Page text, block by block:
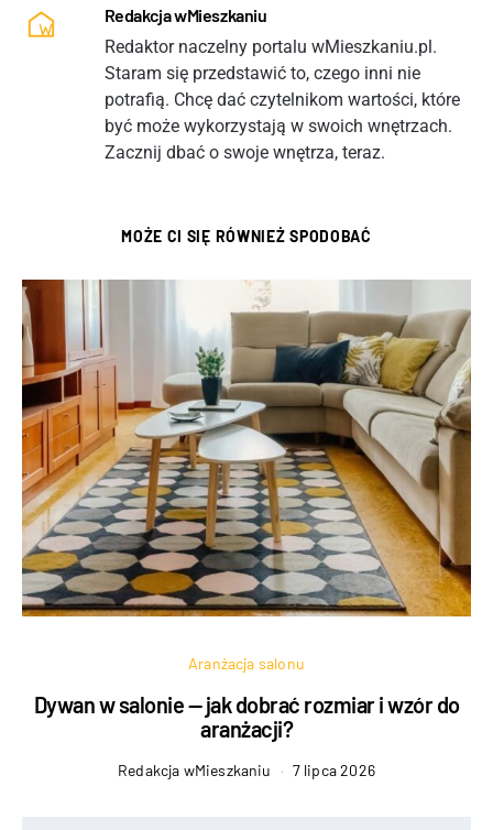
Redakcja wMieszkaniu
Redaktor naczelny portalu wMieszkaniu.pl.
Staram się przedstawić to, czego inni nie
potrafią. Chcę dać czytelnikom wartości, które
być może wykorzystają w swoich wnętrzach.
Zacznij dbać o swoje wnętrza, teraz.
MOŻE CI SIĘ RÓWNIEŻ SPODOBAĆ
Aranżacja salonu
Dywan w salonie — jak dobrać rozmiar i wzór do
aranżacji?
Redakcja wMieszkaniu 7 lipca 2026